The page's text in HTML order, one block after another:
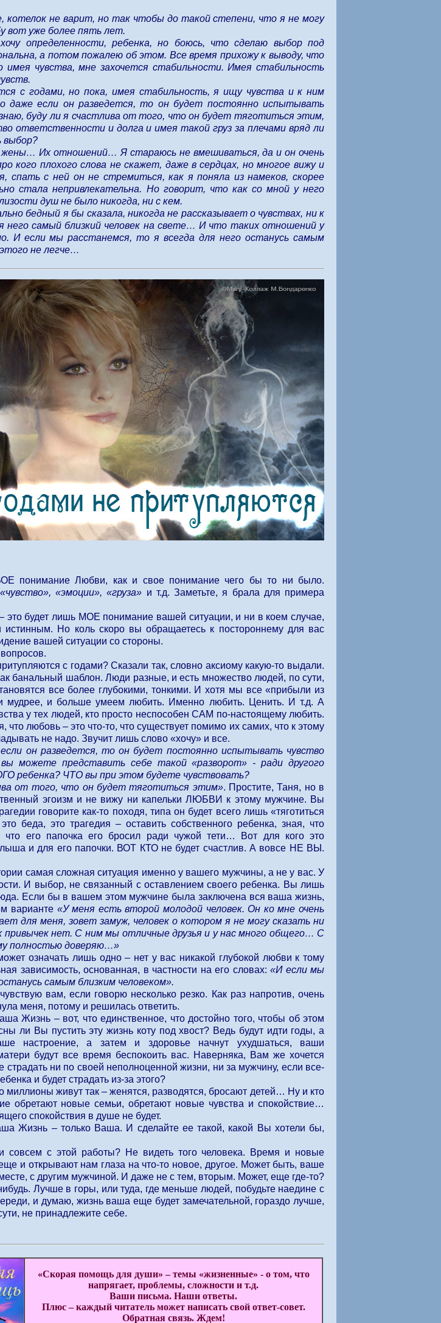
котелок не варит, но так чтобы до такой степени, что я не могу
вот уже более пять лет.
определенности, ребенка, но боюсь, что сделаю выбор под
а потом пожалею об этом. Все время прихожу к выводу, что
чувства, мне захочется стабильности. Имея стабильность
с годами, но пока, имея стабильность, я ищу чувства и к ним
даже если он разведется, то он будет постоянно испытывать
буду ли я счастлива от того, что он будет тяготиться этим,
ответственности и долга и имея такой груз за плечами вряд ли
выбор?
жены… Их отношений… Я стараюсь не вмешиваться, да и он очень
кого плохого слова не скажет, даже в сердцах, но многое вижу и
спать с ней он не стремиться, как я поняла из намеков, скорее
стала непривлекательна. Но говорит, что как со мной у него
душ не было никогда, ни с кем.
бедный я бы сказала, никогда не рассказывает о чувствах, ни к
него самый близкий человек на свете… И что таких отношений у
И если мы расстанемся, то я всегда для него останусь самым
не легче…
понимание Любви, как и свое понимание чего бы то ни было.
«чувство», «эмоции», «груза» и т.д. Заметьте, я брала для примера
это будет лишь МОЕ понимание вашей ситуации, и ни в коем случае,
истинным. Но коль скоро вы обращаетесь к постороннему для вас
вашей ситуации со стороны.
с годами? Сказали так, словно аксиому какую-то выдали.
банальный шаблон. Люди разные, и есть множество людей, по сути,
все более глубокими, тонкими. И хотя мы все «прибыли из
мудрее, и больше умеем любить. Именно любить. Ценить. И т.д. А
у тех людей, кто просто неспособен САМ по-настоящему любить.
что любовь – это что-то, что существует помимо их самих, что к этому
не надо. Звучит лишь слово «хочу» и все.
он разведется, то он будет постоянно испытывать чувство
можете представить себе такой «разворот» - ради другого
ребенка? ЧТО вы при этом будете чувствовать?
от того, что он будет тяготиться этим». Простите, Таня, но в
эгоизм и не вижу ни капельки ЛЮБВИ к этому мужчине. Вы
говорите как-то походя, типа он будет всего лишь «тяготиться
беда, это трагедия – оставить собственного ребенка, зная, что
что его папочка его бросил ради чужой тети… Вот для кого это
и для его папочки. ВОТ КТО не будет счастлив. А вовсе НЕ ВЫ.
самая сложная ситуация именно у вашего мужчины, а не у вас. У
И выбор, не связанный с оставлением своего ребенка. Вы лишь
Если бы в вашем этом мужчине была заключена вся ваша жизнь,
варианте «У меня есть второй молодой человек. Он ко мне очень
для меня, зовет замуж, человек о котором я не могу сказать ни
привычек нет. С ним мы отличные друзья и у нас много общего… С
полностью доверяю…»
означать лишь одно – нет у вас никакой глубокой любви к тому
зависимость, основанная, в частности на его словах: «И если мы
самым близким человеком».
вам, если говорю несколько резко. Как раз напротив, очень
меня, потому и решилась ответить.
Жизнь – вот, что единственное, что достойно того, чтобы об этом
ли Вы пустить эту жизнь коту под хвост? Ведь будут идти годы, а
настроение, а затем и здоровье начнут ухудшаться, ваши
будут все время беспокоить вас. Наверняка, Вам же хочется
страдать ни по своей неполноценной жизни, ни за мужчину, если все-
и будет страдать из-за этого?
миллионы живут так – женятся, разводятся, бросают детей… Ну и кто
обретают новые семьи, обретают новые чувства и спокойствие…
спокойствия в душе не будет.
Жизнь – только Ваша. И сделайте ее такой, какой Вы хотели бы,
совсем с этой работы? Не видеть того человека. Время и новые
и открывают нам глаза на что-то новое, другое. Может быть, ваше
с другим мужчиной. И даже не с тем, вторым. Может, еще где-то?
Лучше в горы, или туда, где меньше людей, побудьте наедине с
и думаю, жизнь ваша еще будет замечательной, гораздо лучше,
не принадлежите себе.
«Скорая помощь для души» – темы «жизненные» - о том, что
напрягает, проблемы, сложности и т.д.
Ваши письма. Наши ответы.
Плюс – каждый читатель может написать свой ответ-совет.
Обратная связь. Ждем!